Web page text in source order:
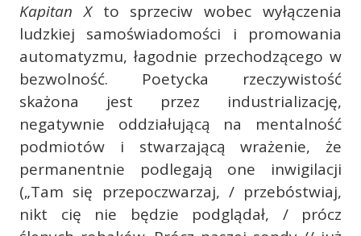
Kapitan X to sprzeciw wobec wyłączenia
ludzkiej samoświadomości i promowania
automatyzmu, łagodnie przechodzącego w
bezwolność. Poetycka rzeczywistość
skażona jest przez industrializację,
negatywnie oddziałującą na mentalność
podmiotów i stwarzającą wrażenie, że
permanentnie podlegają one inwigilacji
(„Tam się przepoczwarzaj, / przebóstwiaj,
nikt cię nie będzie podglądał, / prócz